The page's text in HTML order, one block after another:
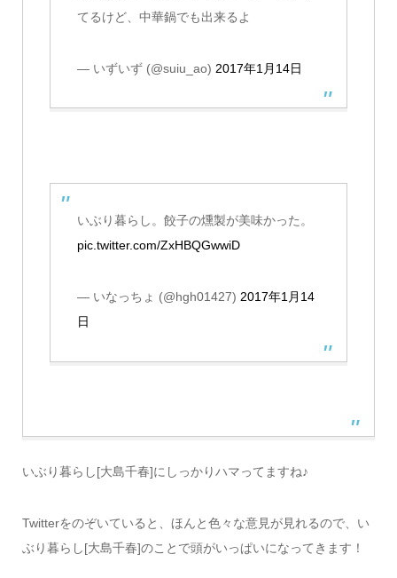
てるけど、中華鍋でも出来るよ
— いずいず (@suiu_ao) 2017年1月14日
いぶり暮らし。餃子の燻製が美味かった。
pic.twitter.com/ZxHBQGwwiD
— いなっちょ (@hgh01427) 2017年1月14
日
いぶり暮らし[大島千春]にしっかりハマってますね♪
Twitterをのぞいていると、ほんと色々な意見が見れるので、い
ぶり暮らし[大島千春]のことで頭がいっぱいになってきます！